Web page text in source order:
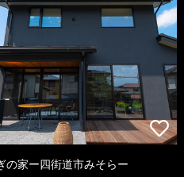
の家ー四街道市みそらー